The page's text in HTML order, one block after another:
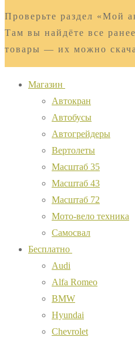
Проверьте раздел «Мой
Там вы найдёте все
товары — их можно
Магазин
Автокран
Автобусы
Автогрейдеры
Вертолеты
Масштаб 35
Масштаб 43
Масштаб 72
Мото-вело техника
Самосвал
Бесплатно
Audi
Alfa Romeo
BMW
Hyundai
Chevrolet